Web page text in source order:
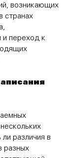
возникающих
странах
и переход к
различия в
разных